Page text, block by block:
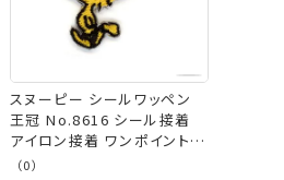
スヌーピー シールワッペン
王冠 No.8616 シール接着
アイロン接着 ワンポイント
ネコポス可 ミササ 手芸の山
（0）